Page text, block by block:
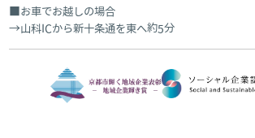
お車でお越しの場合
山科ICから新十条通を東へ約5分